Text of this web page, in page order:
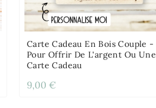
Carte Cadeau En Bois Couple -
Pour Offrir De L'argent Ou Une
Carte Cadeau
9,00 €